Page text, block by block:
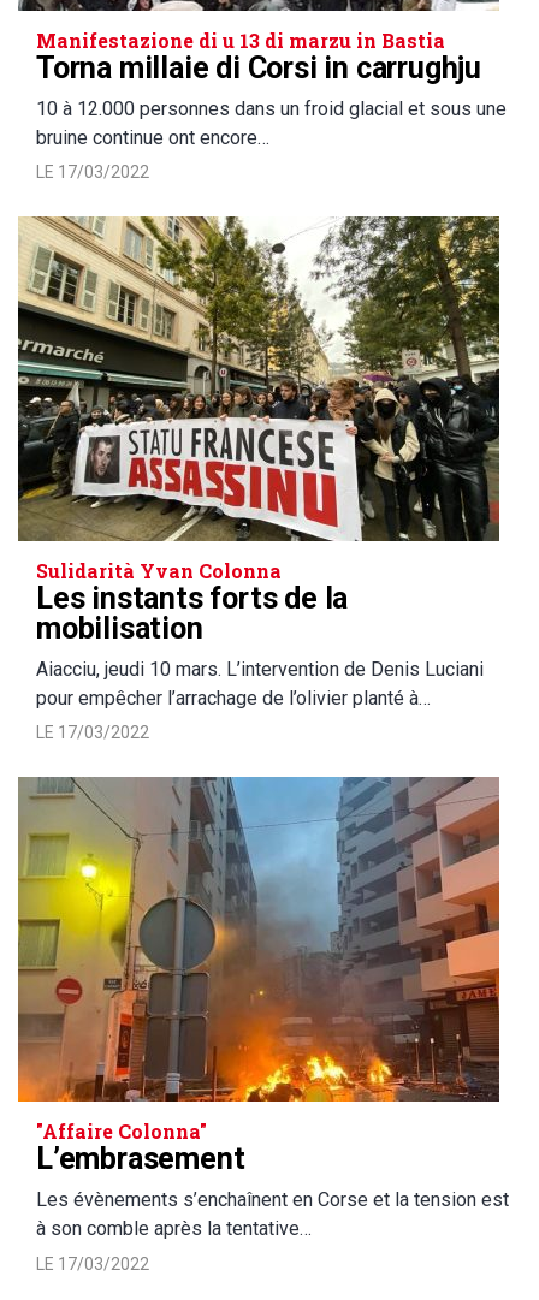
Manifestazione di u 13 di marzu in Bastia
Torna millaie di Corsi in carrughju
10 à 12.000 personnes dans un froid glacial et sous une
bruine continue ont encore…
LE 17/03/2022
Sulidarità Yvan Colonna
Les instants forts de la
mobilisation
Aiacciu, jeudi 10 mars. L’intervention de Denis Luciani
pour empêcher l’arrachage de l’olivier planté à…
LE 17/03/2022
"Affaire Colonna"
L’embrasement
Les évènements s’enchaînent en Corse et la tension est
à son comble après la tentative…
LE 17/03/2022